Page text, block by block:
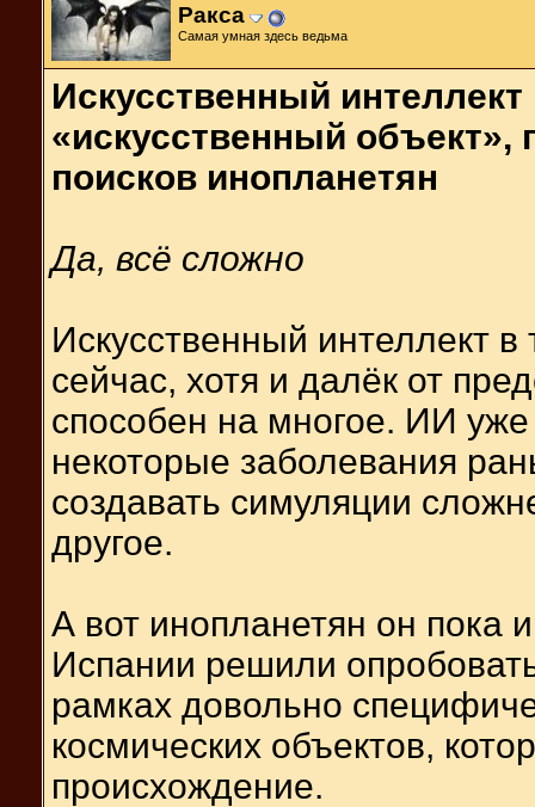
Ракса
Самая умная здесь ведьма
Искусственный
«искусственный объект»,
поисков инопланетян
Да, всё сложно
Искусственный интеллект
сейчас, хотя и далёк от
способен на многое. ИИ
некоторые заболевания
создавать симуляции
другое.
А вот инопланетян он
Испании решили
рамках довольно
космических объектов,
происхождение.